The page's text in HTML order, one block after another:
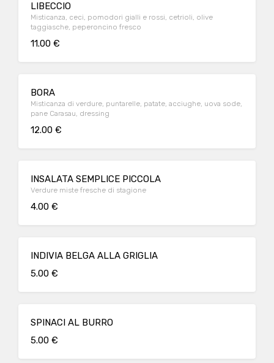
LIBECCIO
Misticanza, ceci, pomodori gialli e rossi, cetrioli, olive
taggiasche, peperoncino fresco
11.00 €
BORA
Misticanza di verdure, puntarelle, patate, acciughe, uova sode,
pane Carasau, dressing
12.00 €
INSALATA SEMPLICE PICCOLA
Verdure miste fresche di stagione
4.00 €
INDIVIA BELGA ALLA GRIGLIA
5.00 €
SPINACI AL BURRO
5.00 €